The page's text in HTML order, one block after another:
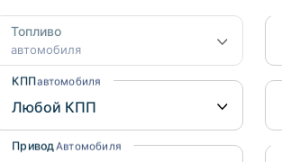
Audi
Топливо
автомобиля
КППавтомобиля
Привод Автомобиля